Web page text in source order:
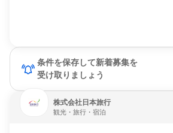
条件を保存して新着募集を
受け取りましょう
株式会社日本旅行
観光・旅行・宿泊